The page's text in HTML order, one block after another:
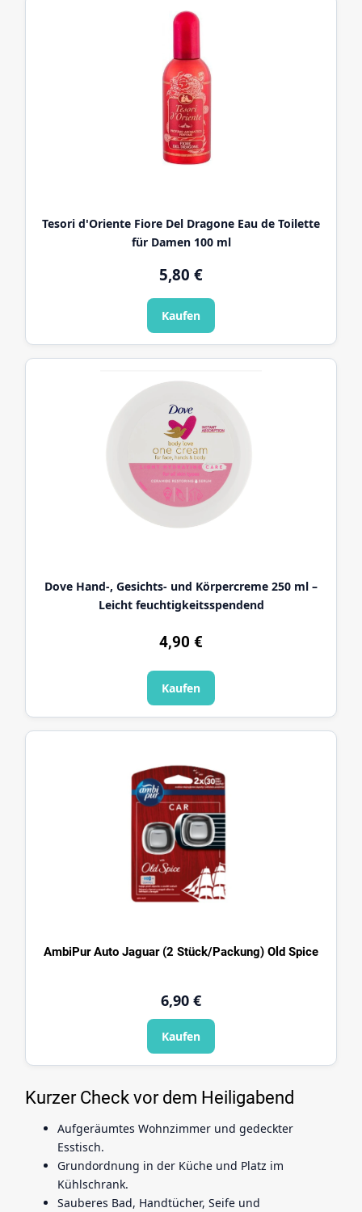
Tesori d'Oriente Fiore Del Dragone Eau de Toilette
für Damen 100 ml
5,80 €
Kaufen
Dove Hand-, Gesichts- und Körpercreme 250 ml –
Leicht feuchtigkeitsspendend
4,90 €
Kaufen
AmbiPur Auto Jaguar (2 Stück/Packung) Old Spice
6,90 €
Kaufen
Kurzer Check vor dem Heiligabend
Aufgeräumtes Wohnzimmer und gedeckter
Esstisch.
Grundordnung in der Küche und Platz im
Kühlschrank.
Sauberes Bad, Handtücher, Seife und